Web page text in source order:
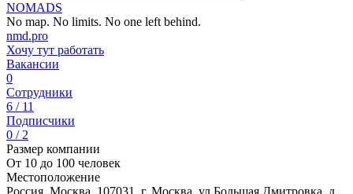
NOMADS
No map. No limits. No one left behind.
nmd.pro
Хочу тут работать
Вакансии
0
Сотрудники
6 / 11
Подписчики
0 / 2
Размер компании
От 10 до 100 человек
Местоположение
Россия, Москва, 107031, г. Москва, ул Большая Дмитровка, д.